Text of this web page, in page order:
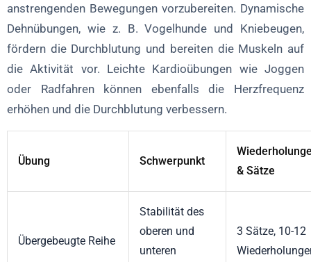
anstrengenden Bewegungen vorzubereiten. Dynamische
Dehnübungen, wie z. B. Vogelhunde und Kniebeugen,
fördern die Durchblutung und bereiten die Muskeln auf
die Aktivität vor. Leichte Kardioübungen wie Joggen
oder Radfahren können ebenfalls die Herzfrequenz
erhöhen und die Durchblutung verbessern.
Übung Schwerpunkt
& Sätze
Übergebeugte Reihe
Stabilität des
oberen und
unteren
3 Sätze, 10-12